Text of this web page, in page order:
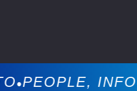
INFOS,